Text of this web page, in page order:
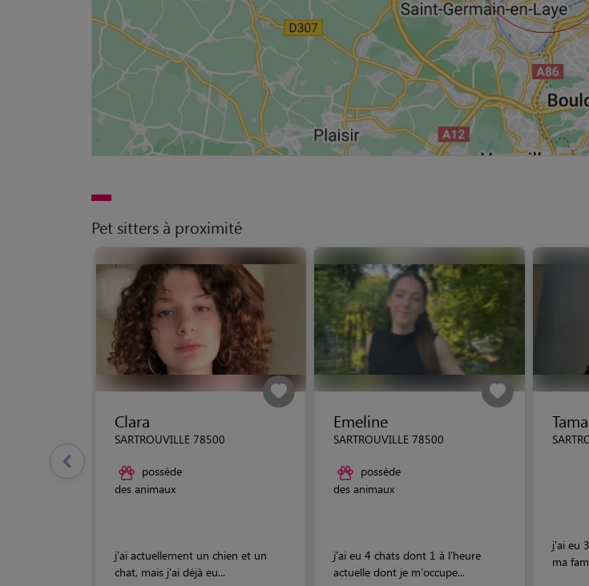
Pet sitters à proximité
Clara
SARTROUVILLE 78500
possède
des animaux
j'ai actuellement un chien et un
chat, mais j'ai déjà eu...
Emeline
SARTROUVILLE 78500
possède
des animaux
j'ai eu 4 chats dont 1 à l'heure
actuelle dont je m'occupe...
j'ai eu
ma